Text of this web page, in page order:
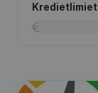
Kredietlimiet